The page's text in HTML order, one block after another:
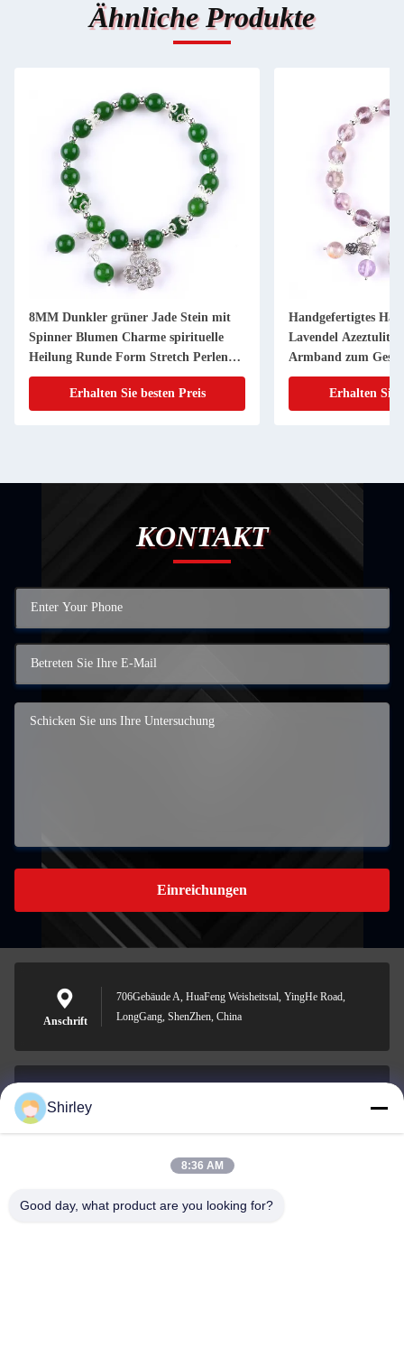
Ähnliche Produkte
8MM Dunkler grüner Jade Stein mit
Spinner Blumen Charme spirituelle
Heilung Runde Form Stretch Perlen
Armband
Erhalten Sie besten Preis
Handgefertigtes
Lavendel Azeztulit
Armband zum
Erhalten Sie
KONTAKT
Einreichungen
Anschrift
706Gebäude A, HuaFeng Weisheitstal, YingHe Road,
LongGang, ShenZhen, China
E-Mail-Adresse
0086-18148506772
Shirley
8:36 AM
Good day, what product are you looking for?